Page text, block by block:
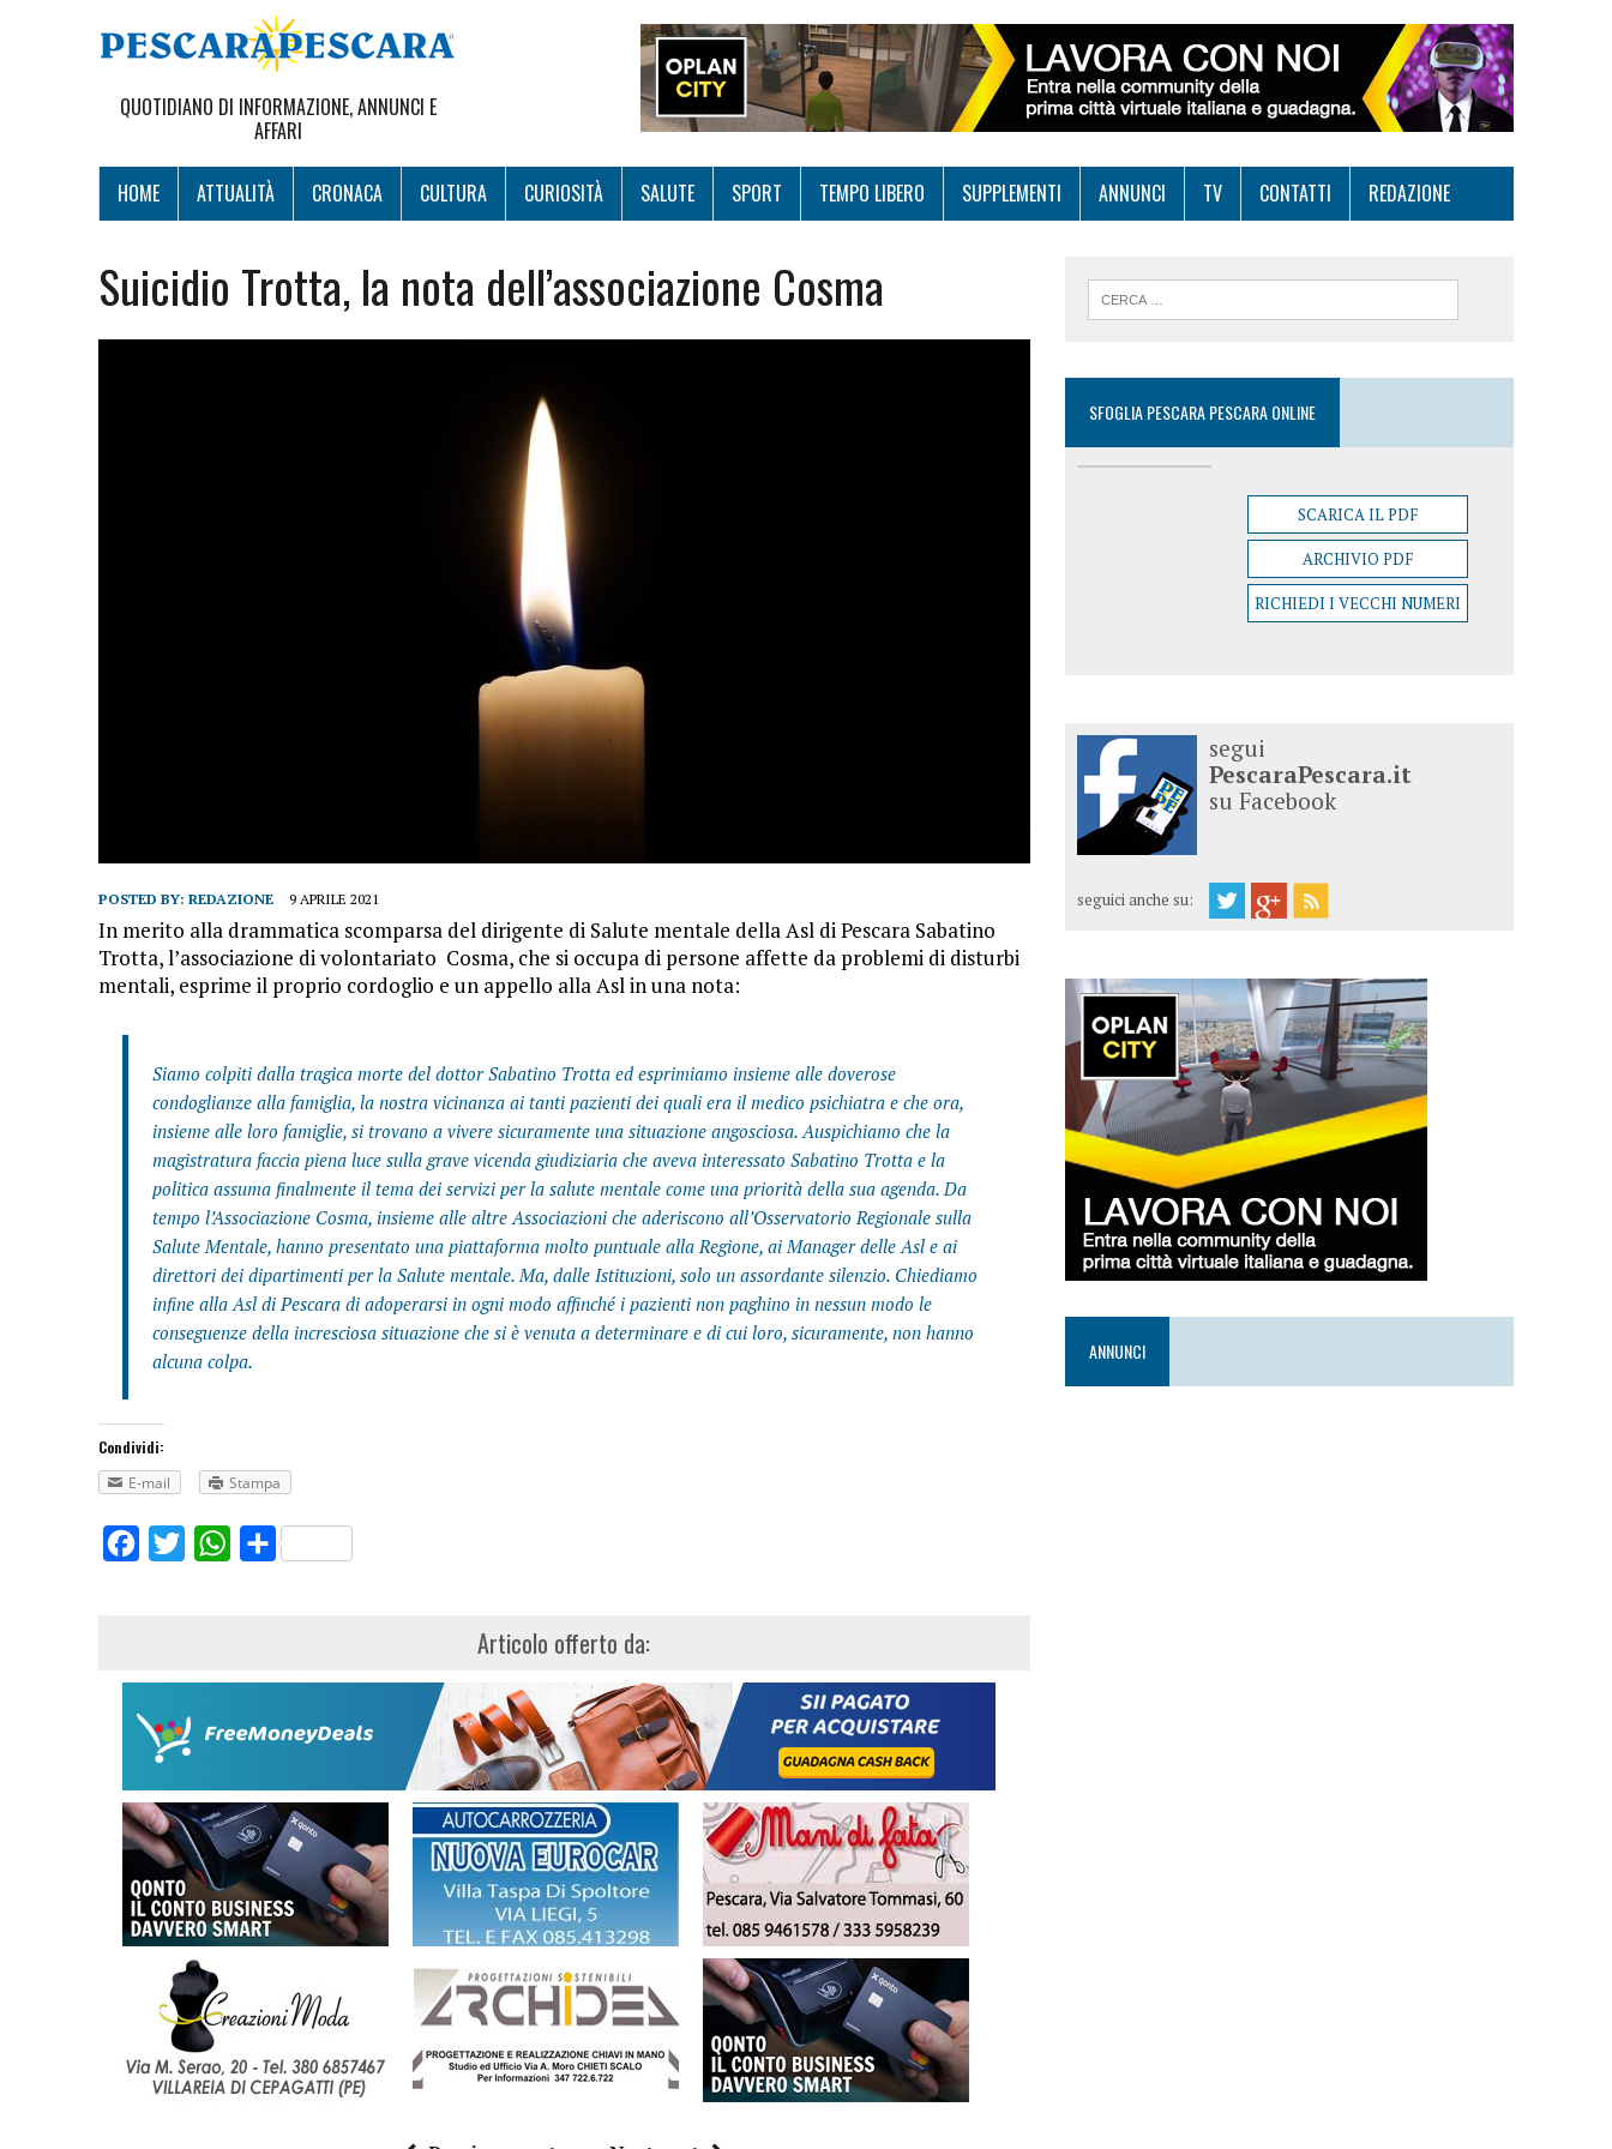
QUOTIDIANO DI INFORMAZIONE, ANNUNCI E
AFFARI
HOME ATTUALITÀ CRONACA CULTURA CURIOSITÀ SALUTE SPORT TEMPO LIBERO SUPPLEMENTI ANNUNCI TV CONTATTI REDAZIONE
Suicidio Trotta, la nota dell’associazione Cosma
POSTED BY: REDAZIONE 9 APRILE 2021
In merito alla drammatica scomparsa del dirigente di Salute mentale della Asl di Pescara Sabatino
Trotta, l’associazione di volontariato Cosma, che si occupa di persone affette da problemi di disturbi
mentali, esprime il proprio cordoglio e un appello alla Asl in una nota:
Siamo colpiti dalla tragica morte del dottor Sabatino Trotta ed esprimiamo insieme alle doverose
condoglianze alla famiglia, la nostra vicinanza ai tanti pazienti dei quali era il medico psichiatra e che ora,
insieme alle loro famiglie, si trovano a vivere sicuramente una situazione angosciosa. Auspichiamo che la
magistratura faccia piena luce sulla grave vicenda giudiziaria che aveva interessato Sabatino Trotta e la
politica assuma finalmente il tema dei servizi per la salute mentale come una priorità della sua agenda. Da
tempo l’Associazione Cosma, insieme alle altre Associazioni che aderiscono all’Osservatorio Regionale sulla
Salute Mentale, hanno presentato una piattaforma molto puntuale alla Regione, ai Manager delle Asl e ai
direttori dei dipartimenti per la Salute mentale. Ma, dalle Istituzioni, solo un assordante silenzio. Chiediamo
infine alla Asl di Pescara di adoperarsi in ogni modo affinché i pazienti non paghino in nessun modo le
conseguenze della incresciosa situazione che si è venuta a determinare e di cui loro, sicuramente, non hanno
alcuna colpa.
Condividi:
E-mail
Stampa
FacebookTwitterWhatsApp
Share
Articolo offerto da:
SFOGLIA PESCARA PESCARA ONLINE
SCARICA IL PDF
ARCHIVIO PDF
RICHIEDI I VECCHI NUMERI
segui
PescaraPescara.it
su Facebook
seguici anche su:
ANNUNCI